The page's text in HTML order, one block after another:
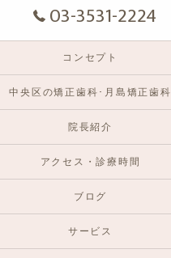
03-3531-2224
コンセプト
中央区の矯正歯科･月島矯正歯科
院長紹介
アクセス・診療時間
ブログ
サービス